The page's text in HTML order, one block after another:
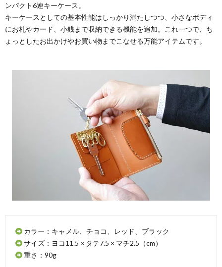
ンパクト6連キーケース。
キーケースとしての基本性能はしっかり満たしつつ、小さなボディ
にお札やカード、小銭まで収納できる機能を追加。これ一つで、ち
ょっとしたお出かけやお買い物までこなせる万能アイテムです。
カラー：キャメル、チョコ、レッド、ブラック
サイズ：ヨコ11.5 × タテ7.5 × マチ2.5（cm）
重さ：90g